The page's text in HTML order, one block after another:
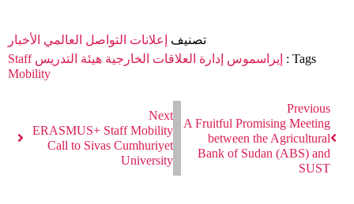
تصنيف إعلانات التواصل العالمي الأخبار
Tags :
إيراسموس إدارة العلاقات الخارجية هيئة التدريسStaff
Mobility
Previous
A Fruitful Promising Meeting
between the Agricultural
Bank of Sudan (ABS) and
SUST
Next
ERASMUS+ Staff Mobility
Call to Sivas Cumhuriyet
University